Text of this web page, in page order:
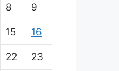
8 9
15 16
22 23